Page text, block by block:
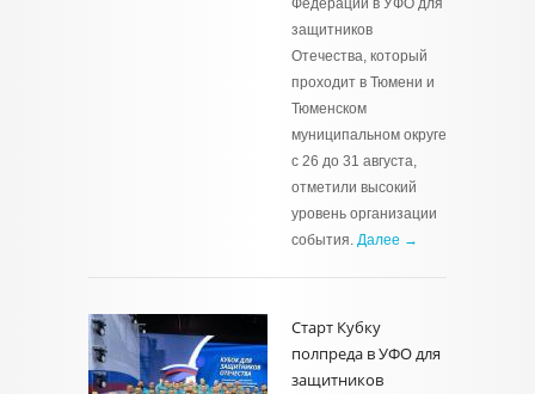
Федерации в УФО для
защитников
Отечества, который
проходит в Тюмени и
Тюменском
муниципальном округе
с 26 до 31 августа,
отметили высокий
уровень организации
события. Далее →
Старт Кубку
полпреда в УФО для
защитников